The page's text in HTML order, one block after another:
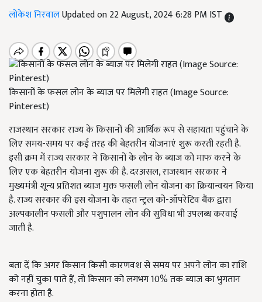
लोकेश निरवालUpdated on 22 August, 2024 6:28 PM IST
किसानों के फसल लोन के ब्याज पर मिलेगी राहत (Image Source:
Pinterest)
राजस्थान सरकार राज्य के किसानों की आर्थिक रूप से सहायता पहुंचाने के
लिए समय-समय पर कई तरह की बेहतरीन योजनाएं शुरू करती रहती है.
इसी क्रम में राज्य सरकार ने किसानों के लोन के ब्याज को माफ करने के
लिए एक बेहतरीन योजना शुरू की है. दरअसल, राजस्थान सरकार ने
मुख्यमंत्री शून्य प्रतिशत ब्याज मुक्त फसली लोन योजना का क्रियान्वयन किया
है. राज्य सरकार की इस योजना के तहत न्ट्रल को-ऑपरेटिव बैंक द्वारा
अल्पकालीन फसली और पशुपालन लोन की सुविधा भी उपलब्ध करवाई
जाती है.
बता दें कि अगर किसान किसी कारणवश से समय पर अपने लोन का राशि
को नहीं चुका पाते हैं, तो किसान को लगभग 10% तक ब्याज का भुगतान
करना होता है.